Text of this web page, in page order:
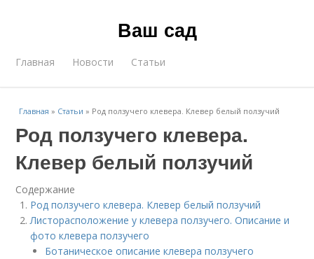
Ваш сад
Главная Новости Статьи
Главная » Статьи » Род ползучего клевера. Клевер белый ползучий
Род ползучего клевера.
Клевер белый ползучий
Содержание
Род ползучего клевера. Клевер белый ползучий
Листорасположение у клевера ползучего. Описание и
фото клевера ползучего
Ботаническое описание клевера ползучего